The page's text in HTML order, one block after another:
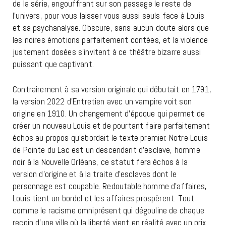
de la série, engouffrant sur son passage le reste de
l’univers, pour vous laisser vous aussi seuls face à Louis
et sa psychanalyse. Obscure, sans aucun doute alors que
les noires émotions parfaitement contées, et la violence
justement dosées s’invitent à ce théâtre bizarre aussi
puissant que captivant.
Contrairement à sa version originale qui débutait en 1791,
la version 2022 d’Entretien avec un vampire voit son
origine en 1910. Un changement d’époque qui permet de
créer un nouveau Louis et de pourtant faire parfaitement
échos au propos qu’abordait le texte premier. Notre Louis
de Pointe du Lac est un descendant d’esclave, homme
noir à la Nouvelle Orléans, ce statut fera échos à la
version d’origine et à la traite d’esclaves dont le
personnage est coupable. Redoutable homme d’affaires,
Louis tient un bordel et les affaires prospèrent. Tout
comme le racisme omniprésent qui dégouline de chaque
recoin d’une ville où la liberté vient en réalité avec un prix.